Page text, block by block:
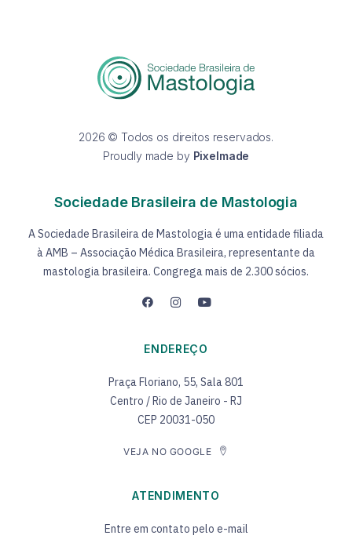
2026 © Todos os direitos reservados.
Proudly made by Pixelmade
Sociedade Brasileira de Mastologia
A Sociedade Brasileira de Mastologia é uma entidade filiada
à AMB – Associação Médica Brasileira, representante da
mastologia brasileira. Congrega mais de 2.300 sócios.
ENDEREÇO
Praça Floriano, 55, Sala 801
Centro / Rio de Janeiro - RJ
CEP 20031-050
VEJA NO GOOGLE
ATENDIMENTO
Entre em contato pelo e-mail